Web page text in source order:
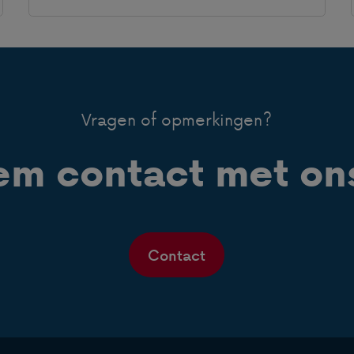
Vragen of opmerkingen?
contact met
Contact